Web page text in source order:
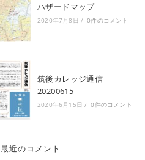
ハザードマップ
2020年7月8日 / 0件のコメント
筑後カレッジ通信
20200615
2020年6月15日 / 0件のコメント
最近のコメント